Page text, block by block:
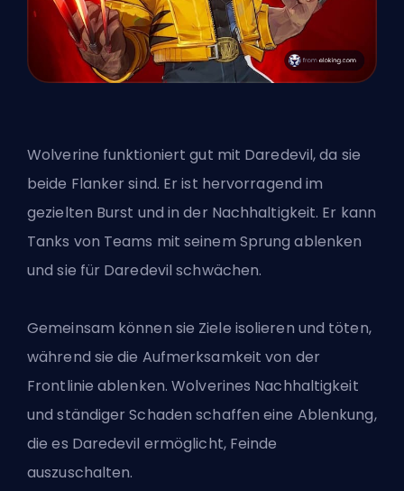
Wolverine funktioniert gut mit Daredevil, da sie
beide Flanker sind. Er ist hervorragend im
gezielten Burst und in der Nachhaltigkeit. Er kann
Tanks von Teams mit seinem Sprung ablenken
und sie für Daredevil schwächen.
Gemeinsam können sie Ziele isolieren und töten,
während sie die Aufmerksamkeit von der
Frontlinie ablenken. Wolverines Nachhaltigkeit
und ständiger Schaden schaffen eine Ablenkung,
die es Daredevil ermöglicht, Feinde
auszuschalten.